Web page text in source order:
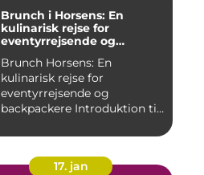
Brunch i Horsens: En
kulinarisk rejse for
eventyrrejsende og
Brunch Horsens: En
kulinarisk rejse for
eventyrrejsende og
backpackere Introduktion til
17. jan